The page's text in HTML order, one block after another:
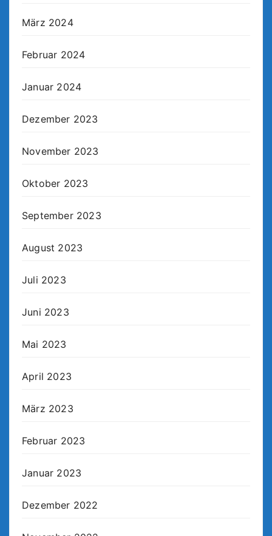
März 2024
Februar 2024
Januar 2024
Dezember 2023
November 2023
Oktober 2023
September 2023
August 2023
Juli 2023
Juni 2023
Mai 2023
April 2023
März 2023
Februar 2023
Januar 2023
Dezember 2022